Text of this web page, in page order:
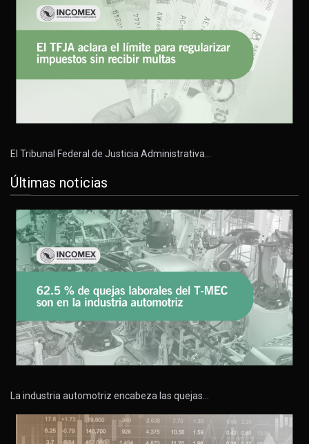
El Tribunal Federal de Justicia Administrativa…
Últimas noticias
La industria automotriz encabeza las quejas…